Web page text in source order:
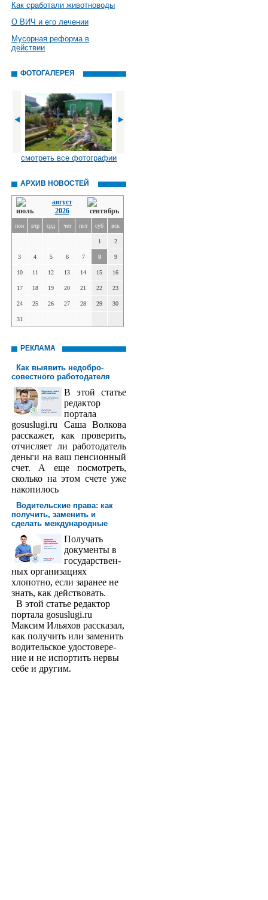
Как сработали животноводы
О ВИЧ и его лечении
Мусорная реформа в
действии
ФОТОГАЛЕРЕЯ
смотреть все фотографии
АРХИВ НОВОСТЕЙ
август
2026
пон втр срд чет пят суб вск
1 2
3 4 5 6 7 8 9
10 11 12 13 14 15 16
17 18 19 20 21 22 23
24 25 26 27 28 29 30
31
РЕКЛАМА
Как выявить недобро­
совестного работодателя
В этой статье
редактор
порта­ла
gosuslugi.ru Саша Волкова
расскажет, как проверить,
отчисляет ли работодатель
деньги на ваш пенсионный
счет. А еще посмотреть,
сколько на этом счете уже
накопилось
Водительские права: как
получить, заменить и
сделать международ­ные
Получать
доку­менты в
государствен­
ных организациях
хлопотно, если заранее не
знать, как действовать.
В этой статье редактор
портала gosuslugi.ru
Максим Ильяхов рассказал,
как получить или заменить
водительское удостовере­
ние и не испортить нервы
себе и другим.